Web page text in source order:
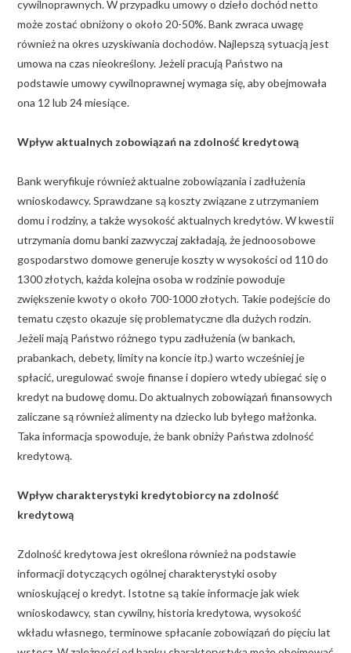
cywilnoprawnych. W przypadku umowy o dzieło dochód netto
może zostać obniżony o około 20-50%. Bank zwraca uwagę
również na okres uzyskiwania dochodów. Najlepszą sytuacją jest
umowa na czas nieokreślony. Jeżeli pracują Państwo na
podstawie umowy cywilnoprawnej wymaga się, aby obejmowała
ona 12 lub 24 miesiące.
Wpływ aktualnych zobowiązań na zdolność kredytową
Bank weryfikuje również aktualne zobowiązania i zadłużenia
wnioskodawcy. Sprawdzane są koszty związane z utrzymaniem
domu i rodziny, a także wysokość aktualnych kredytów. W kwestii
utrzymania domu banki zazwyczaj zakładają, że jednoosobowe
gospodarstwo domowe generuje koszty w wysokości od 110 do
1300 złotych, każda kolejna osoba w rodzinie powoduje
zwiększenie kwoty o około 700-1000 złotych. Takie podejście do
tematu często okazuje się problematyczne dla dużych rodzin.
Jeżeli mają Państwo różnego typu zadłużenia (w bankach,
prabankach, debety, limity na koncie itp.) warto wcześniej je
spłacić, uregulować swoje finanse i dopiero wtedy ubiegać się o
kredyt na budowę domu. Do aktualnych zobowiązań finansowych
zaliczane są również alimenty na dziecko lub byłego małżonka.
Taka informacja spowoduje, że bank obniży Państwa zdolność
kredytową.
Wpływ charakterystyki kredytobiorcy na zdolność
kredytową
Zdolność kredytowa jest określona również na podstawie
informacji dotyczących ogólnej charakterystyki osoby
wnioskującej o kredyt. Istotne są takie informacje jak wiek
wnioskodawcy, stan cywilny, historia kredytowa, wysokość
wkładu własnego, terminowe spłacanie zobowiązań do pięciu lat